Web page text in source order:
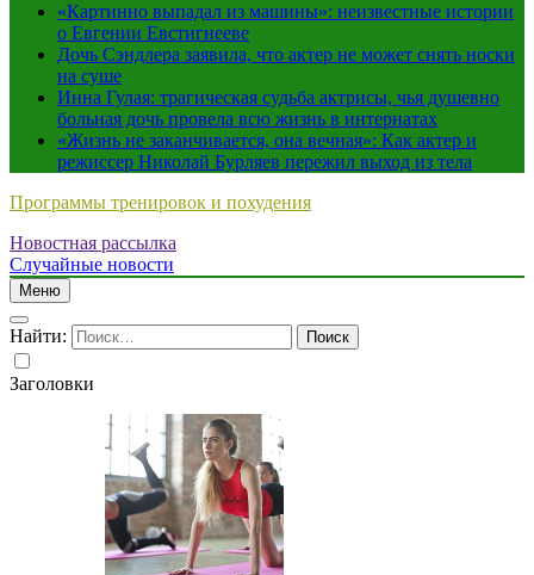
«Картинно выпадал из машины»: неизвестные истории
о Евгении Евстигнееве
Дочь Сэндлера заявила, что актер не может снять носки
на суше
Инна Гулая: трагическая судьба актрисы, чья душевно
больная дочь провела всю жизнь в интернатах
«Жизнь не заканчивается, она вечная»: Как актер и
режиссер Николай Бурляев пережил выход из тела
Программы тренировок и похудения
Новостная рассылка
Случайные новости
Меню
Найти:
Заголовки